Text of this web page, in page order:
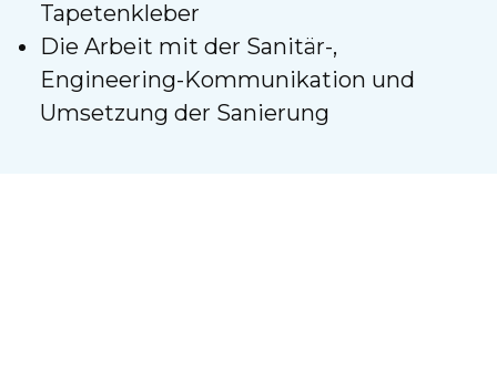
Tapetenkleber
Die Arbeit mit der Sanitär-,
Engineering-Kommunikation und
Umsetzung der Sanierung